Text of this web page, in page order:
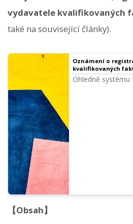
vydavatele kvalifikovaných
také na související články).
Oznámení o
kvalifikovaných
textu na řeč
Ohledně
【Obsah】